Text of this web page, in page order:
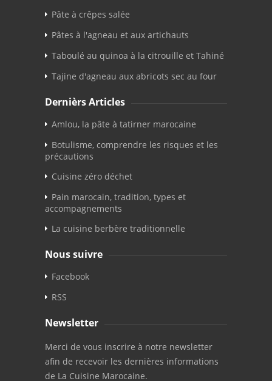
Pâte à crêpes salée
Pâtes à l'agneau et aux artichauts
Taboulé au quinoa à la citrouille et Tahiné
Tajine d'agneau aux abricots sec au four
Dernièrs Articles
Amlou, la pâte à tatirner marocaine
Botulisme, comprendre les risques et les
précautions
Cuisine zéro déchet
Pain marocain, tradition, types et
accompagnements
La cuisine berbère traditionnelle
Nous suivre
Facebook
RSS
Newsletter
Merci de vous inscrire à notre newsletter
afin de recevoir les dernières informations
de La Cuisine Marocaine.